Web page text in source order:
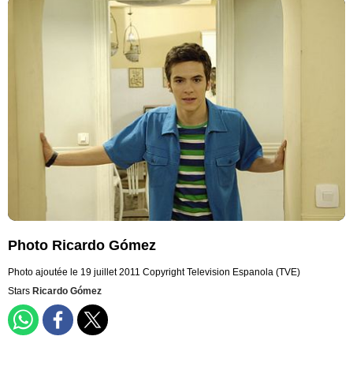
Photo Ricardo Gómez
Photo ajoutée le 19 juillet 2011 Copyright Television Espanola (TVE)
Stars Ricardo Gómez